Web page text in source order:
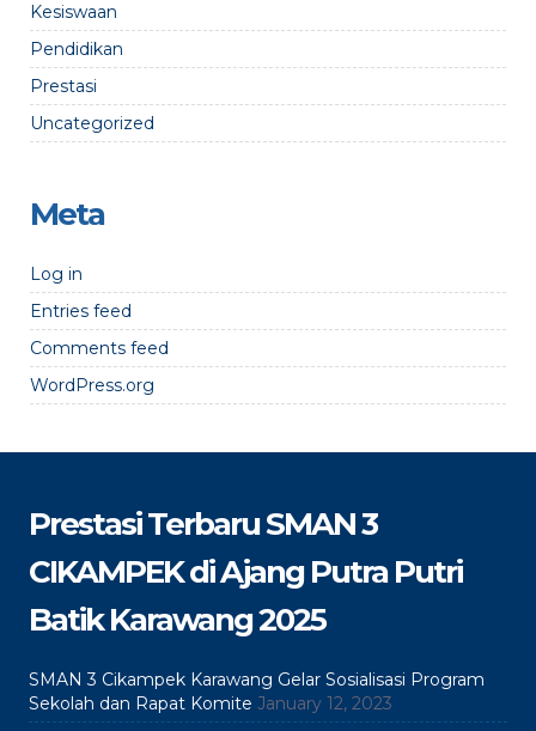
Kesiswaan
Pendidikan
Prestasi
Uncategorized
Meta
Log in
Entries feed
Comments feed
WordPress.org
Prestasi Terbaru SMAN 3
CIKAMPEK di Ajang Putra Putri
Batik Karawang 2025
SMAN 3 Cikampek Karawang Gelar Sosialisasi Program
Sekolah dan Rapat Komite January 12, 2023